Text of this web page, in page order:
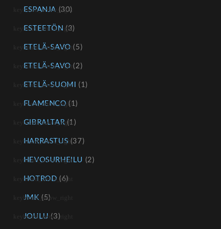
ESPANJA (30)
ESTEETÖN (3)
ETELÄ-SAVO (5)
ETELÄ-SAVO (2)
ETELÄ-SUOMI (1)
FLAMENCO (1)
GIBRALTAR(1)
HARRASTUS (37)
HEVOSURHEILU (2)
HOTROD (6)
JMK (5)
JOULU (3)